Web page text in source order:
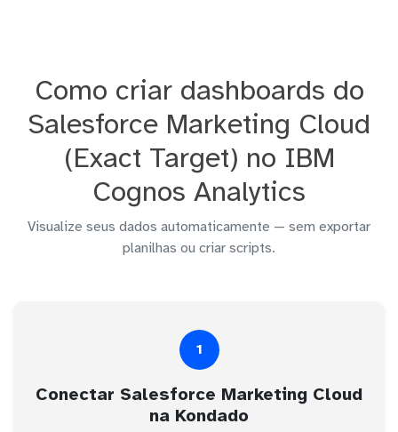
Como criar dashboards do
Salesforce Marketing Cloud
(Exact Target) no IBM
Cognos Analytics
Visualize seus dados automaticamente — sem exportar
planilhas ou criar scripts.
1
Conectar Salesforce Marketing Cloud
na Kondado